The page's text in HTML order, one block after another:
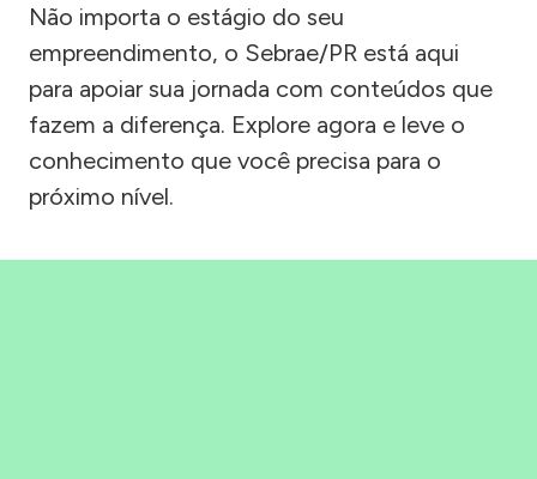
Não importa o estágio do seu
empreendimento, o Sebrae/PR está aqui
para apoiar sua jornada com conteúdos que
fazem a diferença. Explore agora e leve o
conhecimento que você precisa para o
próximo nível.